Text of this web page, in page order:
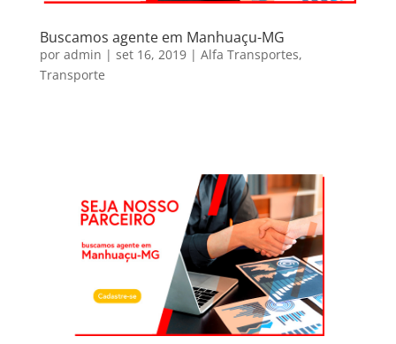
Buscamos agente em Manhuaçu-MG
por admin | set 16, 2019| Alfa Transportes,
Transporte